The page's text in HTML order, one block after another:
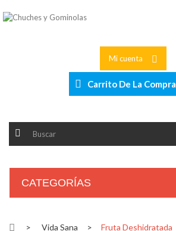
Mi cuenta
Carrito De La Compra
CATEGORÍAS
> Vida Sana > Fruta Deshidratada